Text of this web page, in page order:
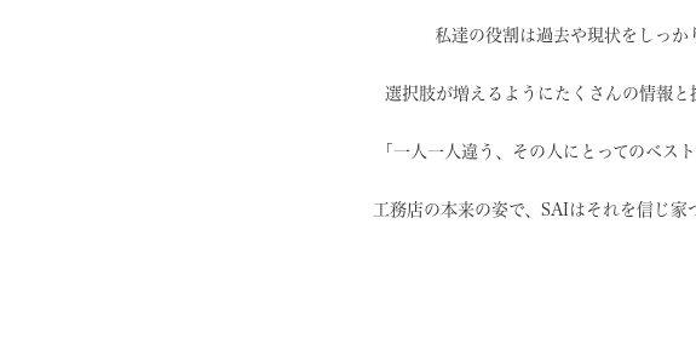
私達の役割は過去や現状を しっか
選択肢が増えるように たくさんの情報と
「一人一人違う、その人にとってのベスト
工務店の本来の姿で、 SAIはそれを信じ家